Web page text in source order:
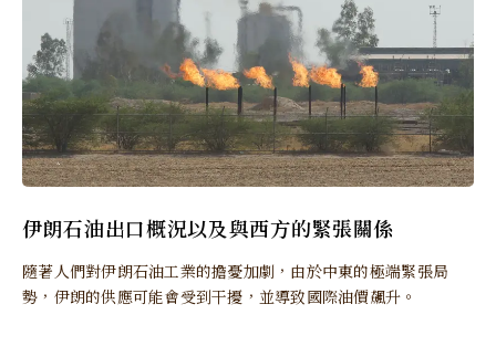
伊朗石油出口概況以及與西方的緊張關係
隨著人們對伊朗石油工業的擔憂加劇，由於中東的極端緊張局
勢，伊朗的供應可能會受到干擾，並導致國際油價飆升。